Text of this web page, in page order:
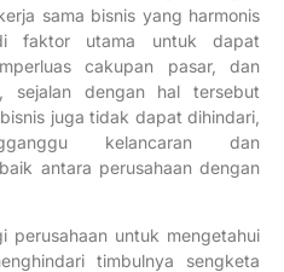
sama bisnis yang harmonis
faktor utama untuk dapat
cakupan pasar, dan
sejalan dengan hal tersebut
juga tidak dapat dihindari,
kelancaran dan
antara perusahaan dengan
perusahaan untuk mengetahui
timbulnya sengketa